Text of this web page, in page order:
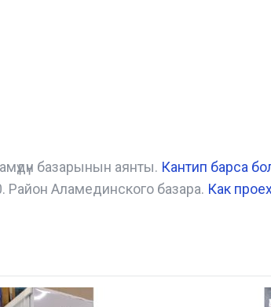
базарынын аянты. Кантип барса
Аламединского базара. Как